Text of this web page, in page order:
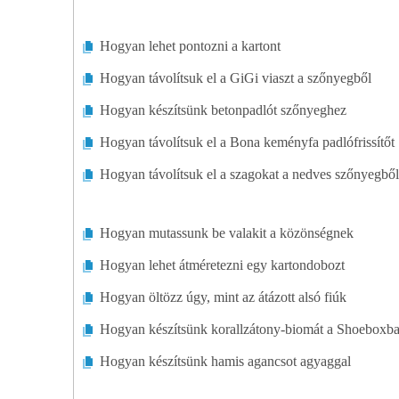
Konyhák
Átalakítási Eszközök és Berendezések
Szobáról Szobára Átalakítás
Falak
Ablakok
Hogyan lehet pontozni a kartont
Hogyan távolítsuk el a GiGi viaszt a szőnyegből
Hogyan készítsünk betonpadlót szőnyeghez
Hogyan távolítsuk el a Bona keményfa padlófrissítőt
Hogyan távolítsuk el a szagokat a nedves szőnyegből
Hogyan mutassunk be valakit a közönségnek
Hogyan lehet átméretezni egy kartondobozt
Hogyan öltözz úgy, mint az átázott alsó fiúk
Hogyan készítsünk korallzátony-biomát a
Hogyan készítsünk hamis agancsot agyaggal